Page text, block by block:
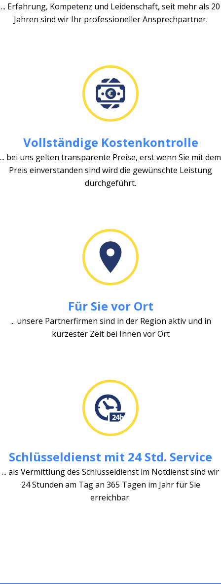
... Erfahrung, Kompetenz und Leidenschaft, seit mehr als 20
Jahren sind wir Ihr professioneller Ansprechpartner.
Vollständige Kostenkontrolle
... bei uns gelten transparente Preise, erst wenn Sie mit dem
Preis einverstanden sind wird die gewünschte Leistung
durchgeführt.
Für Sie vor Ort
... unsere Partnerfirmen sind in der Region aktiv und in
kürzester Zeit bei Ihnen vor Ort
Schlüsseldienst mit 24 Std. Service
... als Vermittlung des Schlüsseldienst im Notdienst sind wir
24 Stunden am Tag an 365 Tagen im Jahr für Sie
erreichbar.